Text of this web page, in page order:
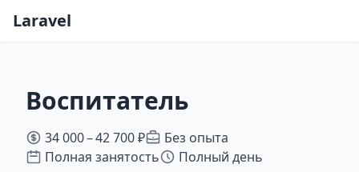
Laravel
Воспитатель
34 000 – 42 700 ₽
Без опыта
Полная занятость
Полный день